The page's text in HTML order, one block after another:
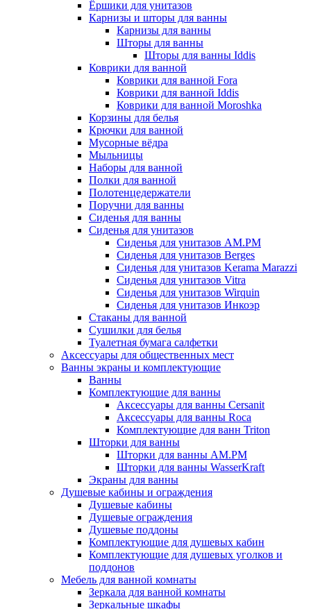
Ёршики для унитазов
Карнизы и шторы для ванны
Карнизы для ванны
Шторы для ванны
Шторы для ванны Iddis
Коврики для ванной
Коврики для ванной Fora
Коврики для ванной Iddis
Коврики для ванной Moroshka
Корзины для белья
Крючки для ванной
Мусорные вёдра
Мыльницы
Наборы для ванной
Полки для ванной
Полотенцедержатели
Поручни для ванны
Сиденья для ванны
Сиденья для унитазов
Сиденья для унитазов AM.PM
Сиденья для унитазов Berges
Сиденья для унитазов Kerama Marazzi
Сиденья для унитазов Vitra
Сиденья для унитазов Wirquin
Сиденья для унитазов Инкоэр
Стаканы для ванной
Сушилки для белья
Туалетная бумага салфетки
Аксессуары для общественных мест
Ванны экраны и комплектующие
Ванны
Комплектующие для ванны
Аксессуары для ванны Cersanit
Аксессуары для ванны Roca
Комплектующие для ванн Triton
Шторки для ванны
Шторки для ванны AM.PM
Шторки для ванны WasserKraft
Экраны для ванны
Душевые кабины и ограждения
Душевые кабины
Душевые ограждения
Душевые поддоны
Комплектующие для душевых кабин
Комплектующие для душевых уголков и
поддонов
Мебель для ванной комнаты
Зеркала для ванной комнаты
Зеркальные шкафы